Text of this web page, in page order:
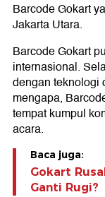
Barcode Gokart
Jakarta Utara.
Barcode Gokart
internasional.
dengan teknologi
mengapa,
tempat kumpul
acara.
Baca juga:
Gokart
Ganti Rugi?